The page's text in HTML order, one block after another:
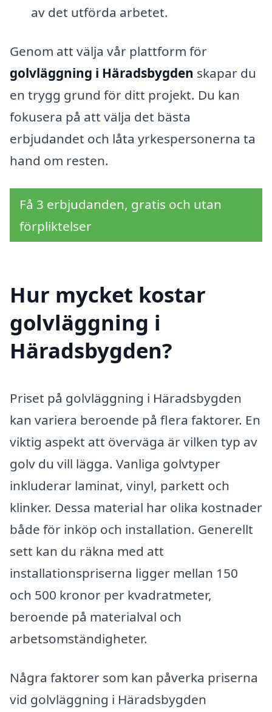
av det utförda arbetet.
Genom att välja vår plattform för
golvläggning i Häradsbygden skapar du
en trygg grund för ditt projekt. Du kan
fokusera på att välja det bästa
erbjudandet och låta yrkespersonerna ta
hand om resten.
Få 3 erbjudanden, gratis och utan
förpliktelser
Hur mycket kostar
golvläggning i
Häradsbygden?
Priset på golvläggning i Häradsbygden
kan variera beroende på flera faktorer. En
viktig aspekt att överväga är vilken typ av
golv du vill lägga. Vanliga golvtyper
inkluderar laminat, vinyl, parkett och
klinker. Dessa material har olika kostnader
både för inköp och installation. Generellt
sett kan du räkna med att
installationspriserna ligger mellan 150
och 500 kronor per kvadratmeter,
beroende på materialval och
arbetsomständigheter.
Några faktorer som kan påverka priserna
vid golvläggning i Häradsbygden